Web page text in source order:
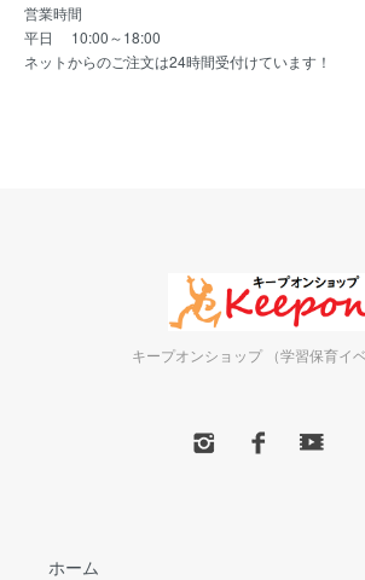
営業時間
平日 10:00～18:00
ネットからのご注文は24時間受付けています！
キープオンショップ （学習保育イベ
ホーム